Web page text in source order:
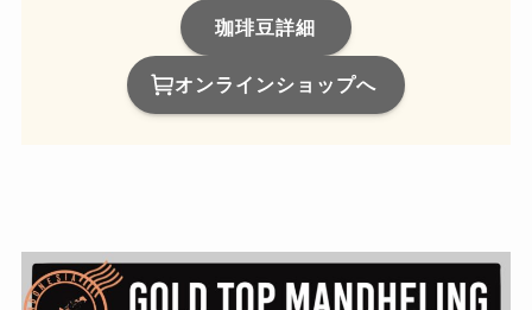
珈琲豆詳細
オンラインショップへ